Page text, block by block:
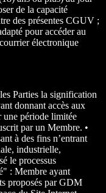
de la capacité
des présentes CGUV ;
pour accéder au
électronique
Parties la signification
donnant accès aux
une période limitée
par un Membre. •
à des fins n’entrant
industrielle,
le processus
: Membre ayant
proposés par GDM